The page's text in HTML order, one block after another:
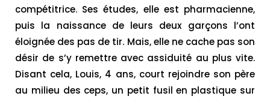
compétitrice. Ses études, elle est pharmacienne,
puis la naissance de leurs deux garçons l’ont
éloignée des pas de tir. Mais, elle ne cache pas son
désir de s’y remettre avec assiduité au plus vite.
Disant cela, Louis, 4 ans, court rejoindre son père
au milieu des ceps, un petit fusil en plastique sur